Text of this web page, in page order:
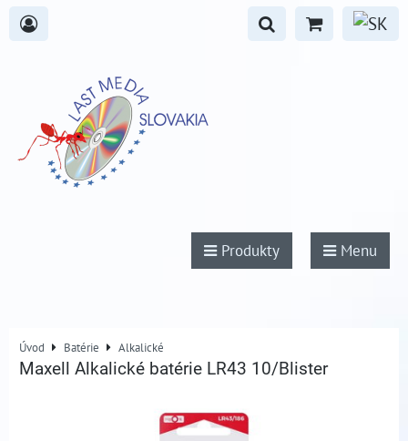
Produkty Menu
Úvod Batérie Alkalické
Maxell Alkalické batérie LR43 10/Blister